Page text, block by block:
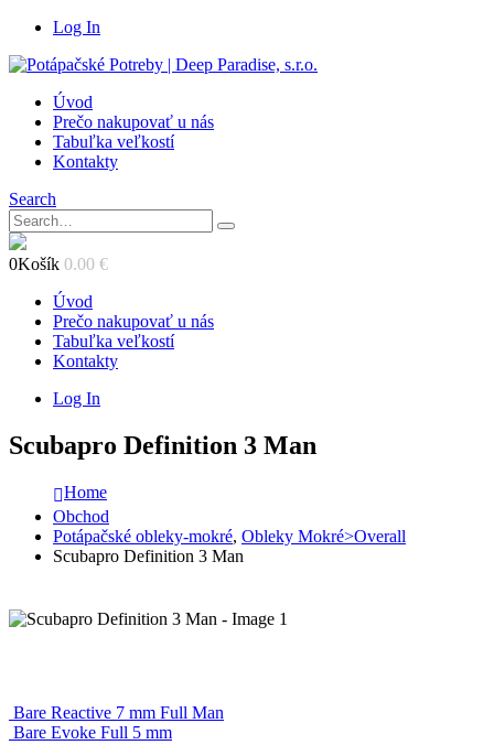
Log In
Úvod
Prečo nakupovať u nás
Tabuľka veľkostí
Kontakty
Search
0Košík 0.00 €
Úvod
Prečo nakupovať u nás
Tabuľka veľkostí
Kontakty
Log In
Scubapro Definition 3 Man
Home
Obchod
Potápačské obleky-mokré, Obleky Mokré>Overall
Scubapro Definition 3 Man
Bare Reactive 7 mm Full Man
Bare Evoke Full 5 mm